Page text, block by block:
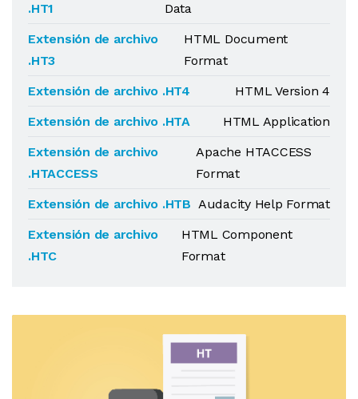
.HT1
Data
Extensión de archivo
.HT3
HTML Document
Format
Extensión de archivo .HT4
HTML Version 4
Extensión de archivo .HTA
HTML Application
Extensión de archivo
.HTACCESS
Apache HTACCESS
Format
Extensión de archivo .HTB Audacity Help Format
Extensión de archivo
.HTC
HTML Component
Format